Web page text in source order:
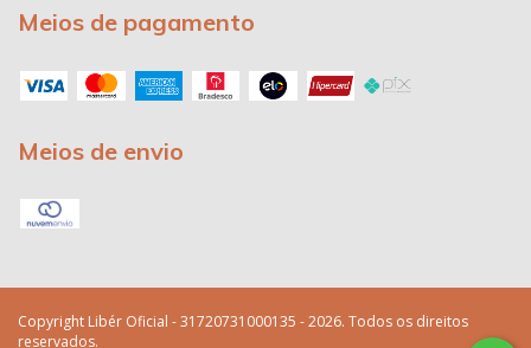
Meios de pagamento
Meios de envio
Copyright Libér Oficial - 31720731000135 - 2026. Todos os direitos
reservados.